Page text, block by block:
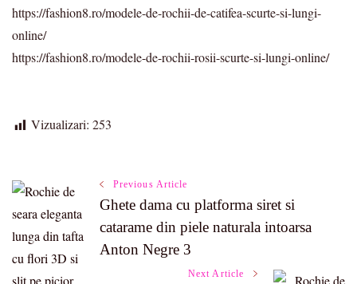
https://fashion8.ro/modele-de-rochii-de-catifea-scurte-si-lungi-
online/
https://fashion8.ro/modele-de-rochii-rosii-scurte-si-lungi-online/
Vizualizari: 253
Post
Navigation
Previous Article
Ghete dama cu platforma siret si
catarame din piele naturala intoarsa
Anton Negre 3
Next Article